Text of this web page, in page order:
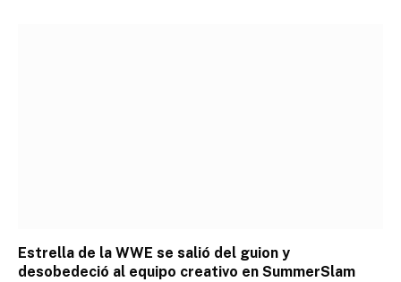
Estrella de la WWE se salió del guion y
desobedeció al equipo creativo en SummerSlam